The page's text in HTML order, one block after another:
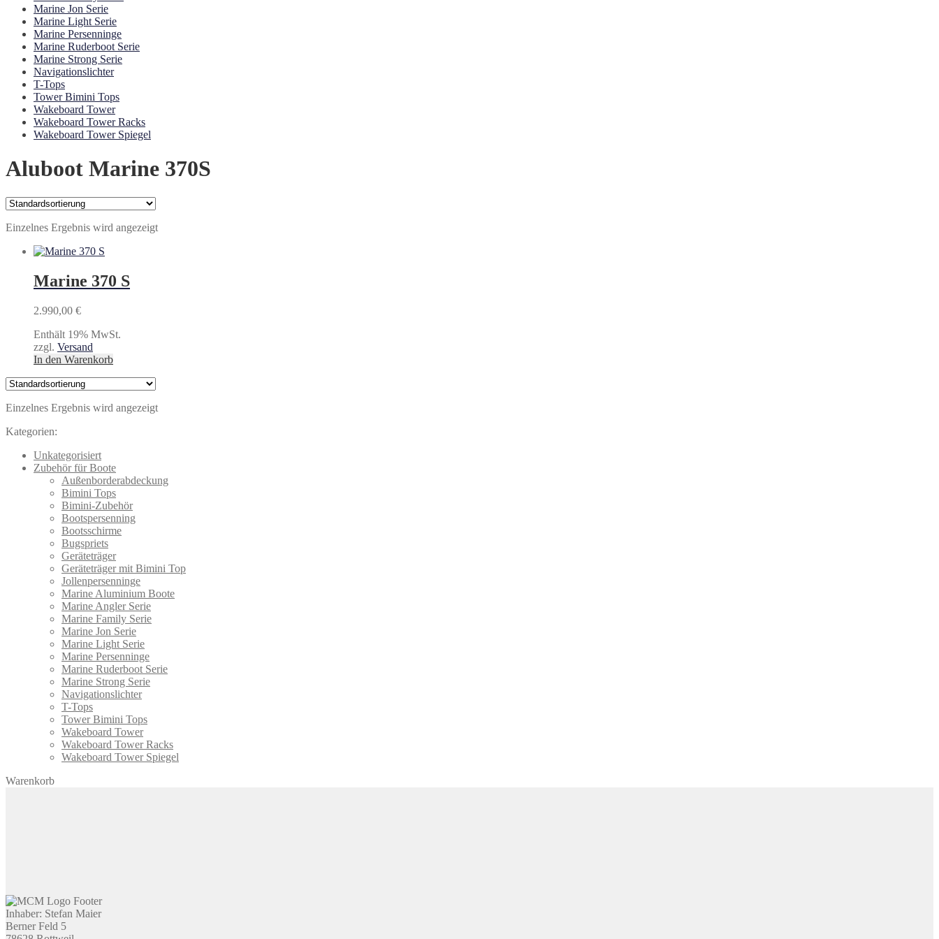
Marine Jon Serie
Marine Light Serie
Marine Persenninge
Marine Ruderboot Serie
Marine Strong Serie
Navigationslichter
T-Tops
Tower Bimini Tops
Wakeboard Tower
Wakeboard Tower Racks
Wakeboard Tower Spiegel
Aluboot Marine 370S
Einzelnes Ergebnis wird angezeigt
Marine 370 S
2.990,00 €
Enthält 19% MwSt.
zzgl. Versand
In den Warenkorb
Einzelnes Ergebnis wird angezeigt
Kategorien:
Unkategorisiert
Zubehör für Boote
Außenborderabdeckung
Bimini Tops
Bimini-Zubehör
Bootspersenning
Bootsschirme
Bugspriets
Geräteträger
Geräteträger mit Bimini Top
Jollenpersenninge
Marine Aluminium Boote
Marine Angler Serie
Marine Family Serie
Marine Jon Serie
Marine Light Serie
Marine Persenninge
Marine Ruderboot Serie
Marine Strong Serie
Navigationslichter
T-Tops
Tower Bimini Tops
Wakeboard Tower
Wakeboard Tower Racks
Wakeboard Tower Spiegel
Warenkorb
Inhaber: Stefan Maier
Berner Feld 5